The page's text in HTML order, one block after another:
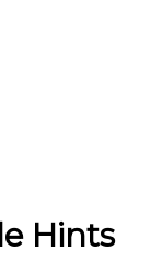
Hints